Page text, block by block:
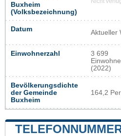
Buxheim
(Volksbezeichnung)
Datum Aktueller
Einwohnerzahl
3 699
(2022)
Bevölkerungsdichte
der Gemeinde
Buxheim
164,2